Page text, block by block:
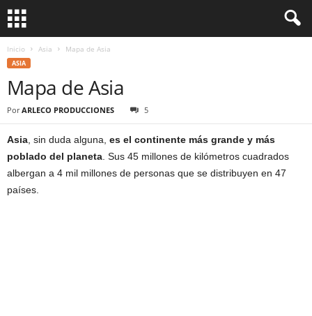
Inicio Asia Mapa de Asia
ASIA
Mapa de Asia
Por ARLECO PRODUCCIONES 5
Asia , sin duda alguna, es el continente más grande y más
poblado del planeta . Sus 45 millones de kilómetros cuadrados
albergan a 4 mil millones de personas que se distribuyen en 47
países.